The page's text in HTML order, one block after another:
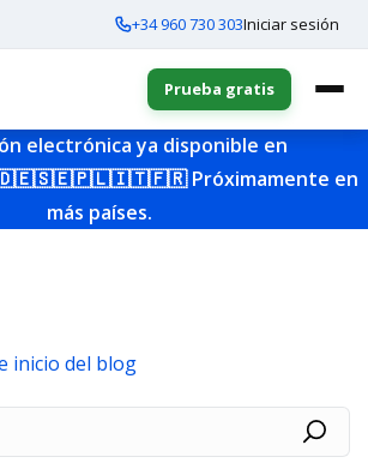
+34 960 730 303Iniciar sesión
Prueba gratis
electrónica ya disponible en
🇸🇪🇵🇱🇮🇹🇫🇷Próximamente en
más países.
inicio del blog